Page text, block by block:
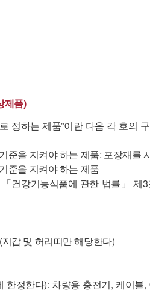
제품)
정하는 제품”이란 다음 각 호의
준을 지켜야 하는 제품: 포장재를
준을 지켜야 하는 제품
건강기능식품에 관한 법률」 제
갑 및 허리띠만 해당한다)
정한다): 차량용 충전기, 케이블